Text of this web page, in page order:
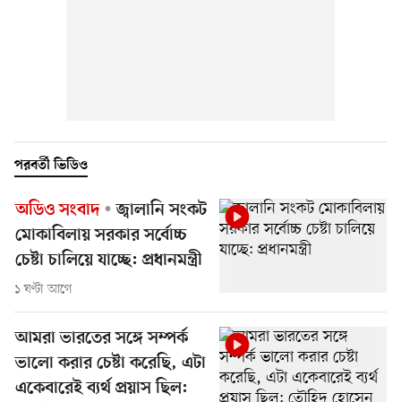
পরবর্তী ভিডিও
অডিও সংবাদ
জ্বালানি সংকট
মোকাবিলায় সরকার সর্বোচ্চ
চেষ্টা চালিয়ে যাচ্ছে: প্রধানমন্ত্রী
১ ঘণ্টা আগে
আমরা ভারতের সঙ্গে সম্পর্ক
ভালো করার চেষ্টা করেছি, এটা
একেবারেই ব্যর্থ প্রয়াস ছিল: